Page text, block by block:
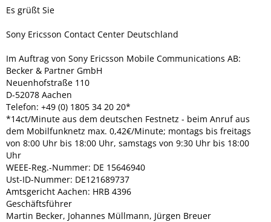
Es grüßt Sie
Sony Ericsson Contact Center Deutschland
Im Auftrag von Sony Ericsson Mobile Communications AB:
Becker & Partner GmbH
Neuenhofstraße 110
D-52078 Aachen
Telefon: +49 (0) 1805 34 20 20*
*14ct/Minute aus dem deutschen Festnetz - beim Anruf aus
dem Mobilfunknetz max. 0,42€/Minute; montags bis freitags
von 8:00 Uhr bis 18:00 Uhr, samstags von 9:30 Uhr bis 18:00
Uhr
WEEE-Reg.-Nummer: DE 15646940
Ust-ID-Nummer: DE121689737
Amtsgericht Aachen: HRB 4396
Geschäftsführer
Martin Becker, Johannes Müllmann, Jürgen Breuer